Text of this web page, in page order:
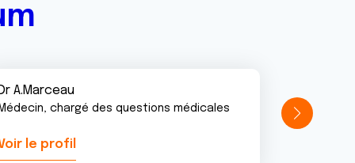
Dr A.Marceau
Médecin, chargé des questions médicales
le profil